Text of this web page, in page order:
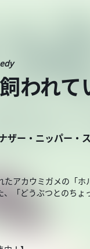
われ
ー・ニッパー・
アカウミガメの「ホ
「どうぶつとのちょ